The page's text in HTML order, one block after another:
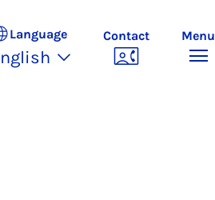
Language Contact Menu